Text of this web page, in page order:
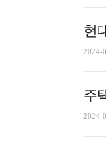
현
2024-
주
2024-